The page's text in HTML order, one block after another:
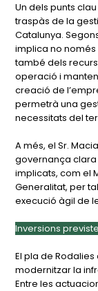
Un dels punts
traspàs de la
Catalunya.
implica no
també dels
operació i
creació de
permetrà una
necessitats del
A més, el Sr.
governança
implicats, com el
Generalitat, per
execució àgil de
Inversions
El pla de
modernitzar la
Entre les